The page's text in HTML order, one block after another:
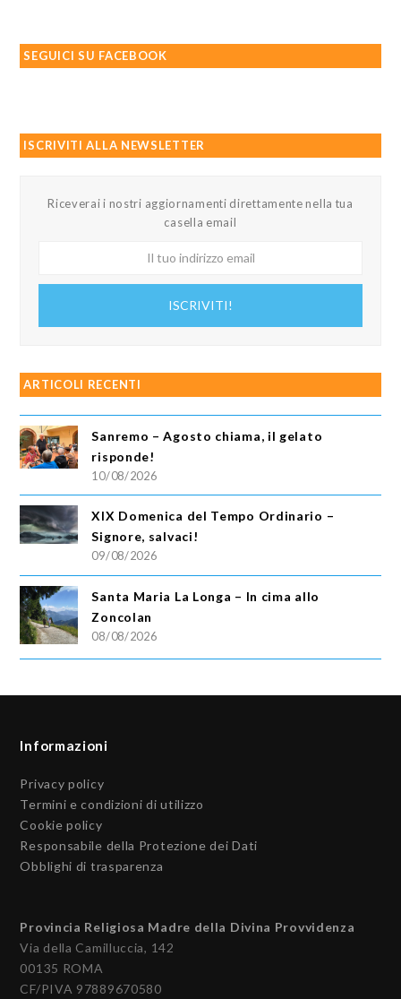
SEGUICI SU FACEBOOK
ISCRIVITI ALLA NEWSLETTER
Riceverai i nostri aggiornamenti direttamente nella tua
casella email
ISCRIVITI!
ARTICOLI RECENTI
Sanremo – Agosto chiama, il gelato
risponde!
10/08/2026
XIX Domenica del Tempo Ordinario –
Signore, salvaci!
09/08/2026
Santa Maria La Longa – In cima allo
Zoncolan
08/08/2026
Informazioni
Privacy policy
Termini e condizioni di utilizzo
Cookie policy
Responsabile della Protezione dei Dati
Obblighi di trasparenza
Provincia Religiosa Madre della Divina Provvidenza
Via della Camilluccia, 142
00135 ROMA
CF/PIVA 97889670580